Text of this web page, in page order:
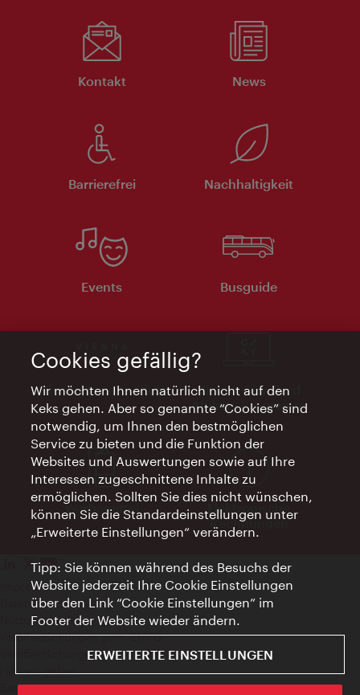
Kontakt News
Barrierefrei Nachhaltigkeit
Events Busguide
Vienna Experts Club
Vienna City Card
Affiliate Programm
Werbemittel
Elektronische
Rechnungen
Impressum
Datenschutzerklärung
Nutzungsbedingungen
Veröffentlichungen gem. EMFG
Veröffentlichungen gem. MedKF‑TG
Hinweis geben
Barrierefreiheit
Cookies gefällig?
Wir möchten Ihnen natürlich nicht auf den
Keks gehen. Aber so genannte “Cookies” sind
notwendig, um Ihnen den bestmöglichen
Service zu bieten und die Funktion der
Websites und Auswertungen sowie auf Ihre
Interessen zugeschnittene Inhalte zu
ermöglichen. Sollten Sie dies nicht wünschen,
können Sie die Standardeinstellungen unter
„Erweiterte Einstellungen“ verändern.
Tipp: Sie können während des Besuchs der
Website jederzeit Ihre Cookie Einstellungen
über den Link “Cookie Einstellungen” im
Footer der Website wieder ändern.
ERWEITERTE EINSTELLUNGEN